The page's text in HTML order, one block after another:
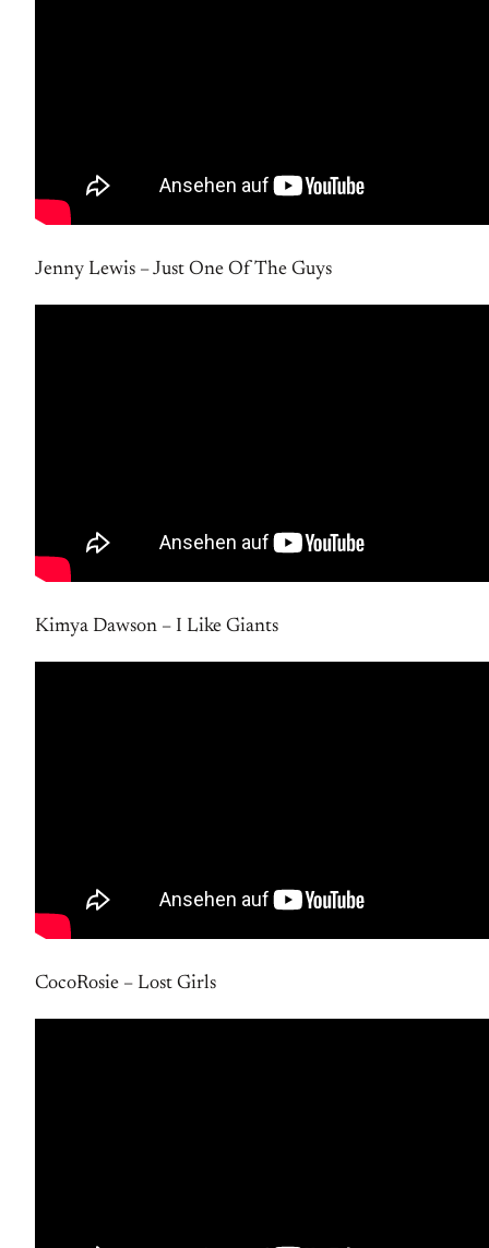
Jenny Lewis – Just One Of The Guys
Kimya Dawson – I Like Giants
CocoRosie – Lost Girls